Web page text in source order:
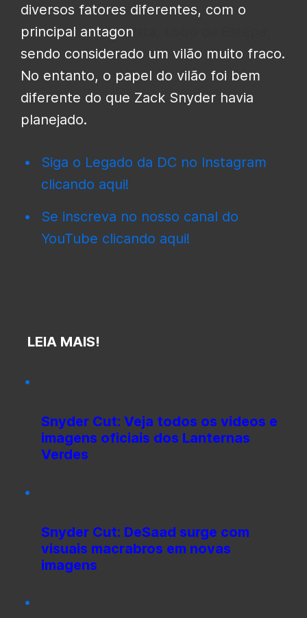
diversos fatores diferentes, com o
principal antagon
sendo considerado um vilão muito fraco.
No entanto, o papel do vilão foi bem
diferente do que Zack Snyder havia
planejado.
Siga o Legado da DC no Instagram
clicando aqui!
Se inscreva no nosso canal do
YouTube clicando aqui!
LEIA MAIS!
Snyder Cut: Veja todos os videos e
imagens oficiais dos Lanternas
Verdes
Snyder Cut: DeSaad surge com
visuais macrabros em novas
imagens